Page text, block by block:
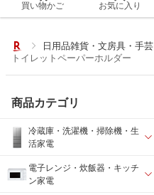
買い物かご お気に入り
日用品雑貨・文房具・手芸
トイレットペーパーホルダー
商品カテゴリ
冷蔵庫・洗濯機・掃除機・生
活家電
電子レンジ・炊飯器・キッチ
ン家電